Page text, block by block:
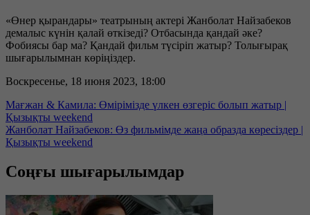
«Өнер қырандары» театрының актері Жанболат Найзабеков
демалыс күнін қалай өткізеді? Отбасында қандай әке?
Фобиясы бар ма? Қандай фильм түсіріп жатыр? Толығырақ
шығарылымнан көріңіздер.
Воскресенье, 18 июня 2023, 18:00
Мағжан & Камила: Өмірімізде үлкен өзгеріс болып жатыр |
Қызықты weekend
Жанболат Найзабеков: Өз фильмімде жаңа образда көресіздер |
Қызықты weekend
Соңғы шығарылымдар